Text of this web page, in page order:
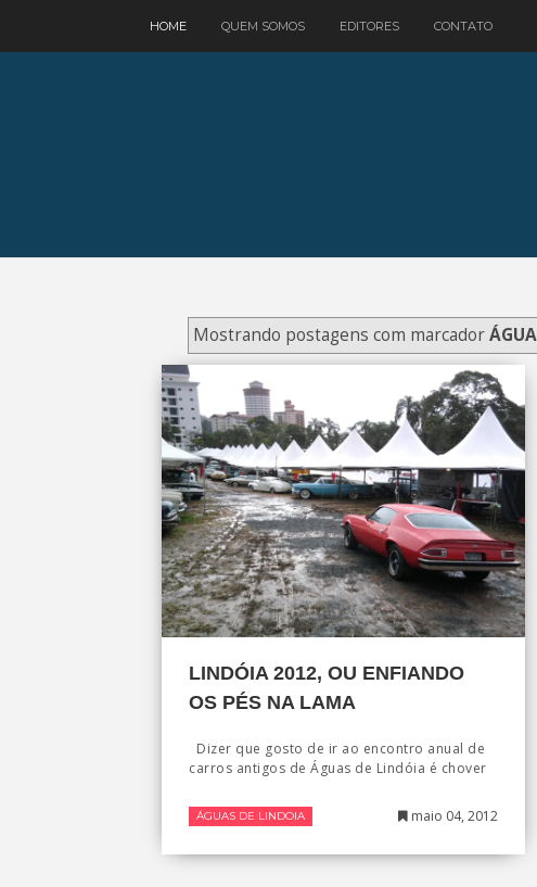
HOME QUEM SOMOS EDITORES CONTATO
Mostrando postagens com marcador
LINDÓIA 2012, OU ENFIANDO
OS PÉS NA LAMA
Dizer que gosto de ir ao encontro anual de
carros antigos de Águas de Lindóia é chover
ÁGUAS DE LINDOIA maio 04, 2012